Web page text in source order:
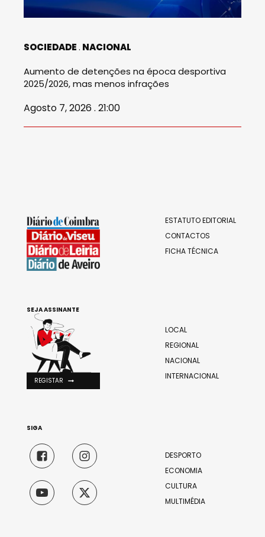
SOCIEDADE NACIONAL
Aumento de detenções na época desportiva
2025/2026, mas menos infrações
Agosto 7, 2026 . 21:00
ESTATUTO EDITORIAL
CONTACTOS
FICHA TÉCNICA
LOCAL
REGIONAL
NACIONAL
INTERNACIONAL
DESPORTO
ECONOMIA
CULTURA
MULTIMÉDIA
SEJA ASSINANTE
REGISTAR
SIGA